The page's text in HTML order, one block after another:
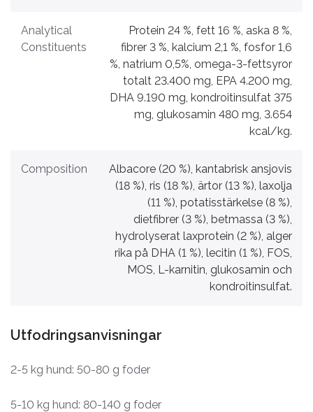
Analytical
Constituents
Protein 24 %, fett 16 %, aska 8 %,
fibrer 3 %, kalcium 2,1 %, fosfor 1,6
%, natrium 0,5%, omega-3-fettsyror
totalt 23.400 mg, EPA 4.200 mg,
DHA 9.190 mg, kondroitinsulfat 375
mg, glukosamin 480 mg, 3.654
kcal/kg.
Composition
Albacore (20 %), kantabrisk ansjovis
(18 %), ris (18 %), ärtor (13 %), laxolja
(11 %), potatisstärkelse (8 %),
dietfibrer (3 %), betmassa (3 %),
hydrolyserat laxprotein (2 %), alger
rika på DHA (1 %), lecitin (1 %), FOS,
MOS, L-karnitin, glukosamin och
kondroitinsulfat.
Utfodringsanvisningar
2-5 kg hund: 50-80 g foder
5-10 kg hund: 80-140 g foder